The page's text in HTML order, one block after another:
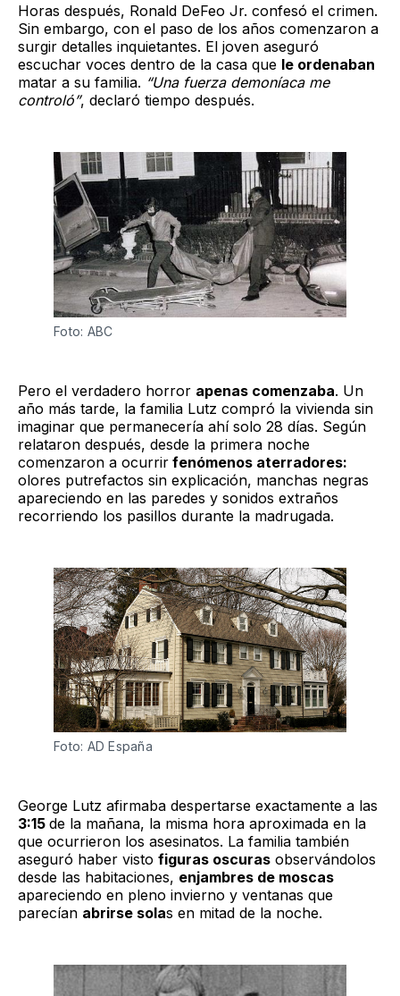
Horas después, Ronald DeFeo Jr. confesó el crimen.
Sin embargo, con el paso de los años comenzaron a
surgir detalles inquietantes. El joven aseguró
escuchar voces dentro de la casa que le ordenaban
matar a su familia. “Una fuerza demoníaca me
controló”, declaró tiempo después.
Foto: ABC
Pero el verdadero horror apenas comenzaba. Un
año más tarde, la familia Lutz compró la vivienda sin
imaginar que permanecería ahí solo 28 días. Según
relataron después, desde la primera noche
comenzaron a ocurrir fenómenos aterradores:
olores putrefactos sin explicación, manchas negras
apareciendo en las paredes y sonidos extraños
recorriendo los pasillos durante la madrugada.
Foto: AD España
George Lutz afirmaba despertarse exactamente a las
3:15 de la mañana, la misma hora aproximada en la
que ocurrieron los asesinatos. La familia también
aseguró haber visto figuras oscuras observándolos
desde las habitaciones, enjambres de moscas
apareciendo en pleno invierno y ventanas que
parecían abrirse solas en mitad de la noche.